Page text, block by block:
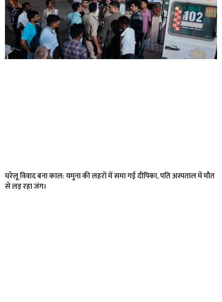
घरेलू विवाद बना काल: यमुना की लहरों में समा गई दीपिका, पति अस्पताल में मौत
से लड़ रहा जंग।